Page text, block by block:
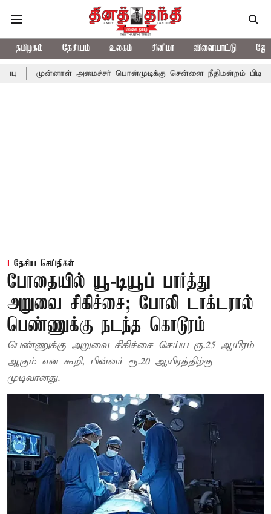
தமிழகம் தேசியம் உலகம் சினிமா விளையாட்டு
அமைச்சர் பொன்முடிக்கு சென்னை நீதிமன்றம் பிடிவாராண்ட்
தேசிய செய்திகள்
போதையில் யூ-டியூப் பார்த்து
அறுவை சிகிச்சை; போலி டாக்டரால்
பெண்ணுக்கு நடந்த கொடூரம்
பெண்ணுக்கு அறுவை சிகிச்சை செய்ய ரூ.25 ஆயிரம்
ஆகும் என கூறி, பின்னர் ரூ.20 ஆயிரத்திற்கு
முடிவானது.